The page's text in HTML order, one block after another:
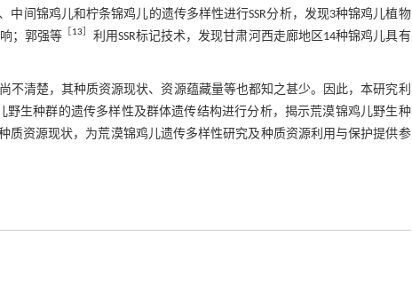
中间锦鸡儿和柠条锦鸡儿的遗传多样性进行SSR分析，发现3种锦鸡儿植物
；郭强等 ［13］ 利用SSR标记技术，发现甘肃河西走廊地区14种锦鸡儿具有
清楚，其种质资源现状、资源蕴藏量等也都知之甚少。因此，本研究利
野生种群的遗传多样性及群体遗传结构进行分析，揭示荒漠锦鸡儿野生种
质资源现状，为荒漠锦鸡儿遗传多样性研究及种质资源利用与保护提供参